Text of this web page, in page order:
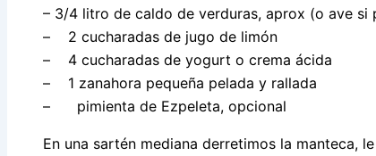
– 3/4 litro de caldo de verduras, aprox (o ave si
– 2 cucharadas de jugo de limón
– 4 cucharadas de yogurt o crema ácida
– 1 zanahora pequeña pelada y rallada
– pimienta de Ezpeleta, opcional
En una sartén mediana derretimos la manteca,